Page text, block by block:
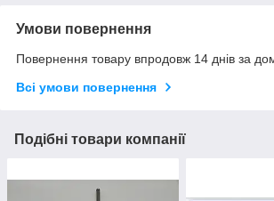
Умови повернення
Повернення товару впродовж 14 днів за
Всі умови повернення
Подібні товари компанії